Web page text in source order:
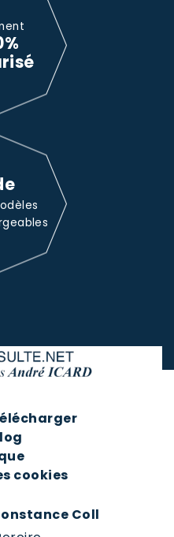
cookies
Coll